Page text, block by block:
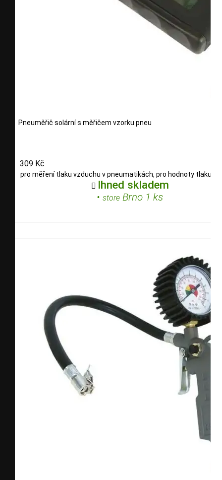
Pneuměřič solární s měřičem vzorku pneu
309 Kč
pro měření tlaku vzduchu v pneumatikách, pro hodnoty tlaku
 Ihned skladem
• store Brno 1 ks